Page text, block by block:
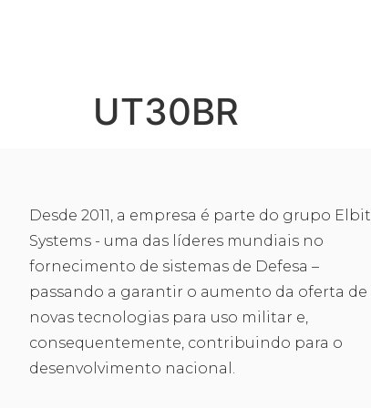
UT30BR
Desde 2011, a empresa é parte do grupo Elbit
Systems - uma das líderes mundiais no
fornecimento de sistemas de Defesa –
passando a garantir o aumento da oferta de
novas tecnologias para uso militar e,
consequentemente, contribuindo para o
desenvolvimento nacional.